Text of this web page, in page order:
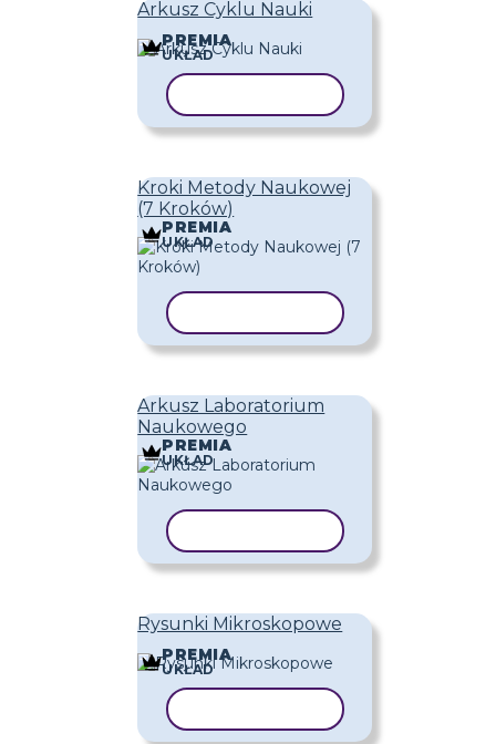
Arkusz Cyklu Nauki
PREMIA
UKŁAD
Kroki Metody Naukowej
(7 Kroków)
PREMIA
UKŁAD
Arkusz Laboratorium
Naukowego
PREMIA
UKŁAD
Rysunki Mikroskopowe
PREMIA
UKŁAD